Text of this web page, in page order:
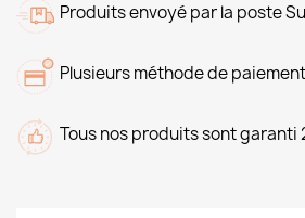
Produits envoyé par la poste
Plusieurs méthode de
Tous nos produits sont garanti